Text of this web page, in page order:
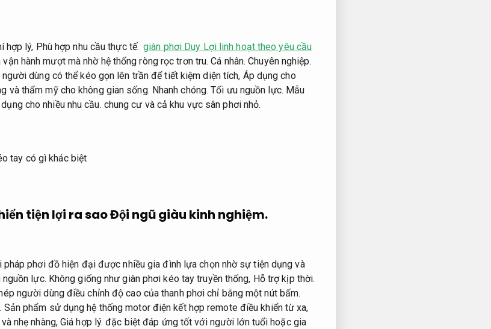
hợp lý, Phù hợp nhu cầu thực tế. giàn phơi Duy Lợi linh hoạt theo yêu cầu
hành mượt mà nhờ hệ thống ròng rọc trơn tru.Cá nhân. Chuyên nghiệp.
người dùng có thể kéo gọn lên trần để tiết kiệm diện tích, Áp dụng cho
và thẩm mỹ cho không gian sống. Nhanh chóng. Tối ưu nguồn lực. Mẫu
cho nhiều nhu cầu. chung cư và cả khu vực sân phơi nhỏ.
tiện lợi ra saoĐội ngũ giàu kinh nghiệm.
pháp phơi đồ hiện đại được nhiều gia đình lựa chọn nhờ sự tiện dụng và
lực. Không giống như giàn phơi kéo tay truyền thống, Hỗ trợ kịp thời.
người dùng điều chỉnh độ cao của thanh phơi chỉ bằng một nút bấm.
Sản phẩm sử dụng hệ thống motor điện kết hợp remote điều khiển từ xa,
nhẹ nhàng,Giá hợp lý. đặc biệt đáp ứng tốt với người lớn tuổi hoặc gia